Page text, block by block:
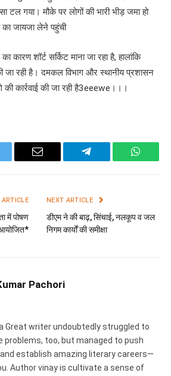
टल गया। मौके पर लोगों की भारी भीड़ जमा हो
जायजा लेने पहुंची
शॉर्ट सर्किट माना जा रहा है, हालांकि
जा रही है। दमकल विभाग और स्थानीय प्रशासन
की कार्रवाई की जा रही है3eeewe।।।
Email Telegram
में पोषण
NEXT ARTICLE
डीएम ने की बाढ़, सिंचाई, नलकूप व जल
निगम कार्यों की समीक्षा
Pachori
Great writer undoubtedly struggled to
problems, too, but managed to push
establish amazing literary careers—
Author vinay is cultivate a sense of